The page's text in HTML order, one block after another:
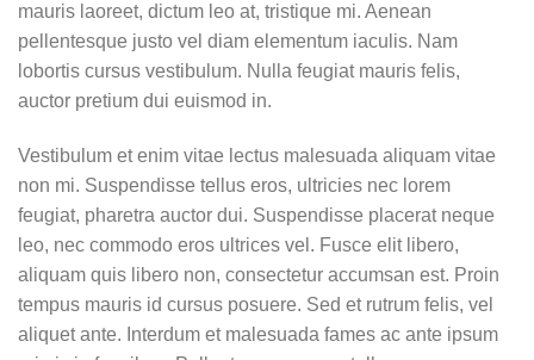
mauris laoreet, dictum leo at, tristique mi. Aenean
pellentesque justo vel diam elementum iaculis. Nam
lobortis cursus vestibulum. Nulla feugiat mauris felis,
auctor pretium dui euismod in.
Vestibulum et enim vitae lectus malesuada aliquam vitae
non mi. Suspendisse tellus eros, ultricies nec lorem
feugiat, pharetra auctor dui. Suspendisse placerat neque
leo, nec commodo eros ultrices vel. Fusce elit libero,
aliquam quis libero non, consectetur accumsan est. Proin
tempus mauris id cursus posuere. Sed et rutrum felis, vel
aliquet ante. Interdum et malesuada fames ac ante ipsum